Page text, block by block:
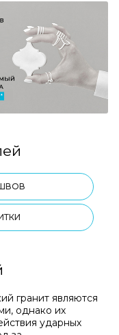
гранит являются
однако их
ударных